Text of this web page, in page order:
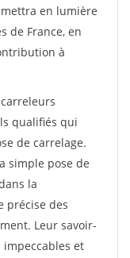
en lumière
de France, en
à
qualifiés qui
de carrelage.
simple pose de
la
précise des
Leur savoir-
et